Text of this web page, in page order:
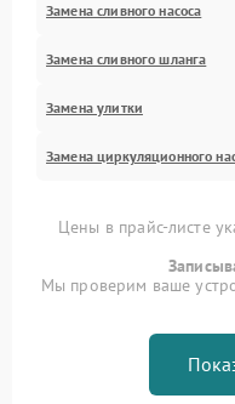
Замена сливного насоса
Замена сливного шланга
Замена улитки
Замена циркуляционного
Цены в прайс-листе
Мы проверим ваше